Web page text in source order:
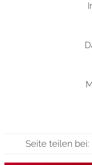
Seite teilen bei: